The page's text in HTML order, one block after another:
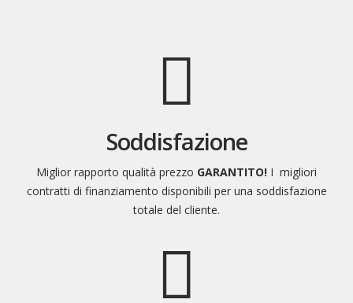
Soddisfazione
Miglior rapporto qualità prezzo GARANTITO! I migliori
contratti di finanziamento disponibili per una soddisfazione
totale del cliente.